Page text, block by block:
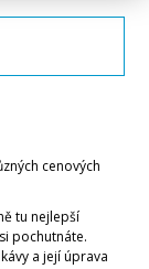
cenových
tu nejlepší
pochutnáte.
a její úprava